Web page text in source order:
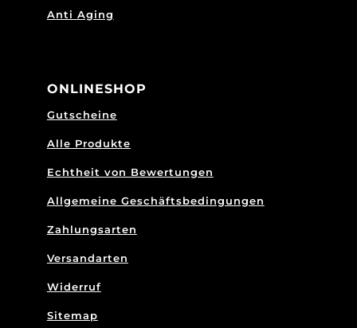
Anti Aging
ONLINESHOP
Gutscheine
Alle Produkte
Echtheit von Bewertungen
Allgemeine Geschäftsbedingungen
Zahlungsarten
Versandarten
Widerruf
Sitemap